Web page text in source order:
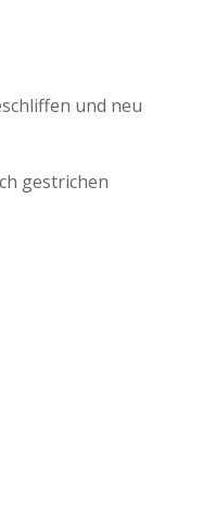
und neu
gestrichen